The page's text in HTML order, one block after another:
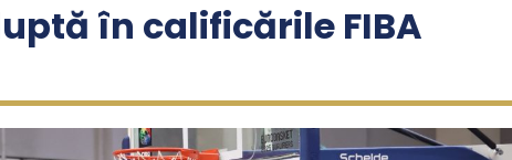
în calificările FIBA